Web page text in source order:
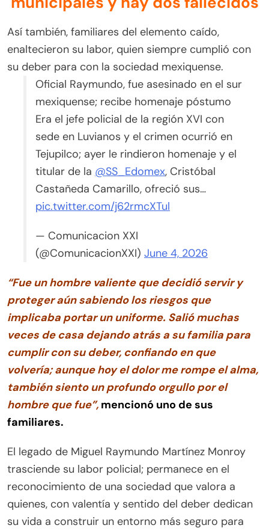
Así también, familiares del elemento caído,
enaltecieron su labor, quien siempre cumplió con
su deber para con la sociedad mexiquense.
Oficial Raymundo, fue asesinado en el sur
mexiquense; recibe homenaje póstumo
Era el jefe policial de la región XVI con
sede en Luvianos y el crimen ocurrió en
Tejupilco; ayer le rindieron homenaje y el
titular de la @SS_Edomex, Cristóbal
Castañeda Camarillo, ofreció sus…
pic.twitter.com/j62rmcXTul
— Comunicacion XXI
(@ComunicacionXXI) June 4, 2026
“Fue un hombre valiente que decidió servir y
proteger aún sabiendo los riesgos que
implicaba portar un uniforme. Salió muchas
veces de casa dejando atrás a su familia para
cumplir con su deber, confiando en que
volvería; aunque hoy el dolor me rompe el alma,
también siento un profundo orgullo por el
hombre que fue”, mencionó uno de sus
familiares.
El legado de Miguel Raymundo Martínez Monroy
trasciende su labor policial; permanece en el
reconocimiento de una sociedad que valora a
quienes, con valentía y sentido del deber dedican
su vida a construir un entorno más seguro para